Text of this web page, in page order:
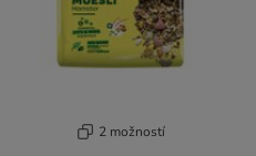
2 možností